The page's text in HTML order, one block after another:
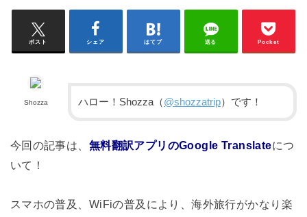
ポスト シェア はてブ 送る Pocket
Shozza ハロー！Shozza（@shozzatrip）です！
今回の記事は、 無料翻訳アプリのGoogle Translateにつ
いて！
スマホの普及、WiFiの普及により、海外旅行がかなり楽